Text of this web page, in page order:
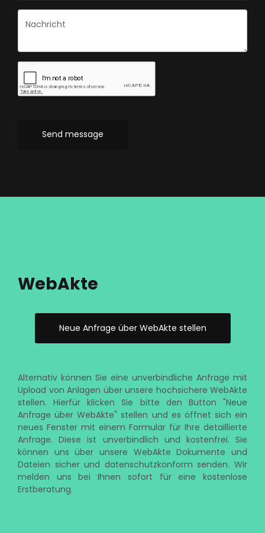
Send message
WebAkte
Neue Anfrage über WebAkte stellen
Alternativ können Sie eine unverbindliche Anfrage mit
Upload von Anlagen über unsere hochsichere WebAkte
stellen. Hierfür klicken Sie bitte den Button "Neue
Anfrage über WebAkte" stellen und es öffnet sich ein
neues Fenster mit einem Formular für Ihre detaillierte
Anfrage. Diese ist unverbindlich und kostenfrei. Sie
können uns über unsere WebAkte Dokumente und
Dateien sicher und datenschutzkonform senden. Wir
melden uns bei Ihnen sofort für eine kostenlose
Erstberatung.